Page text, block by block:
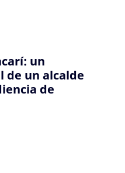
un
de un alcalde
de